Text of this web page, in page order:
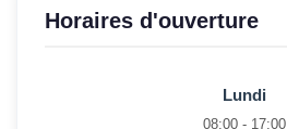
Horaires d'ouverture
Lundi
08:00 - 17:00